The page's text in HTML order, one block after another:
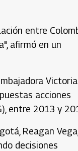
entre
afirmó en un
Victoria
acciones
entre 2013 y
Reagan Vega,
decisiones